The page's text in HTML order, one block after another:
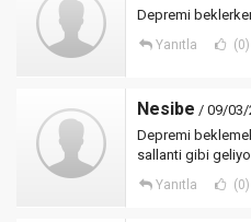
Depremi
Yanıtla (0)
Nesibe / 09/03/
Depremi
sallanti gibi
Yanıtla (0)